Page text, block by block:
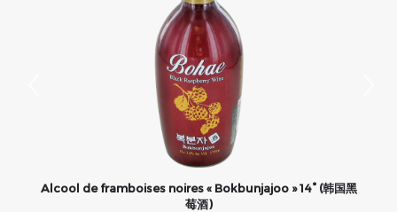
Alcool de framboises noires « Bokbunjajoo » 14° (韩国黑
莓酒)